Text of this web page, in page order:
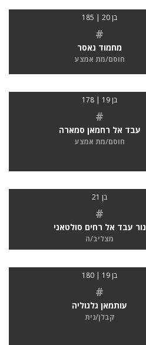
בן 20 | 185
#
מחמוד נאסר
חוסם/מת אמצע
בן 19 | 178
#
עבד אל רחמאן סמארה
חוסם/מת אמצע
בן 21
#
נור עבד אל רחים סולטאני
מצליב/ה
בן 19 | 180
#
עותמאן גלגוליה
קבלן/נית